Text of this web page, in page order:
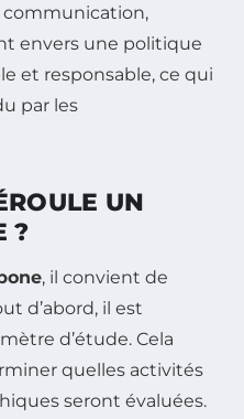
envers une politique
et responsable, ce qui
par les
UN
?
, il convient de
d’abord, il est
d’étude. Cela
quelles activités
seront évaluées.